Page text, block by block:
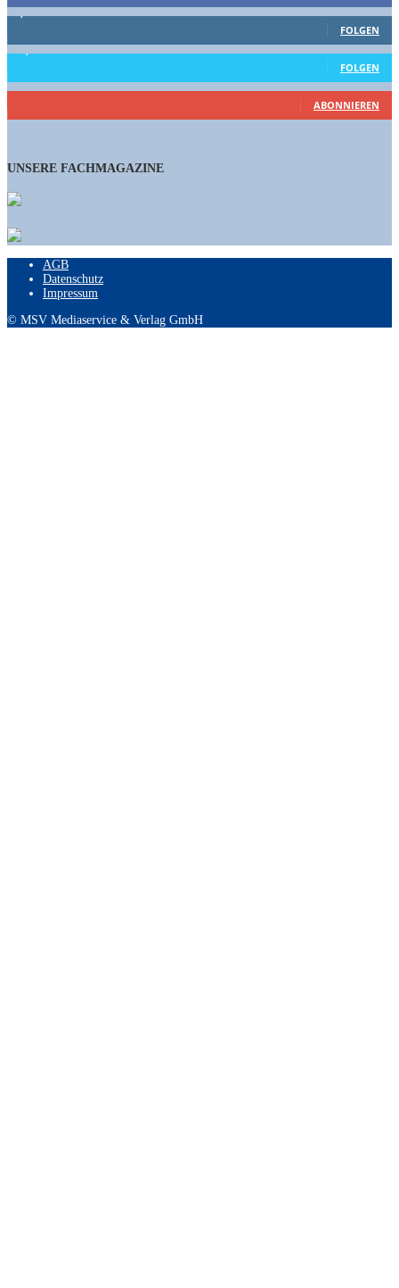
1,662 Follower
FOLGEN
15,658 Follower
FOLGEN
460 Abonnenten
ABONNIEREN
UNSERE FACHMAGAZINE
AGB
Datenschutz
Impressum
© MSV Mediaservice & Verlag GmbH